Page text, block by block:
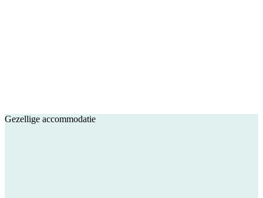
Gezellige accommodatie